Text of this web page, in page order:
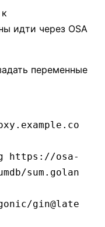
идти через OSA
переменные
https://osa-
sum.golan
gin@late